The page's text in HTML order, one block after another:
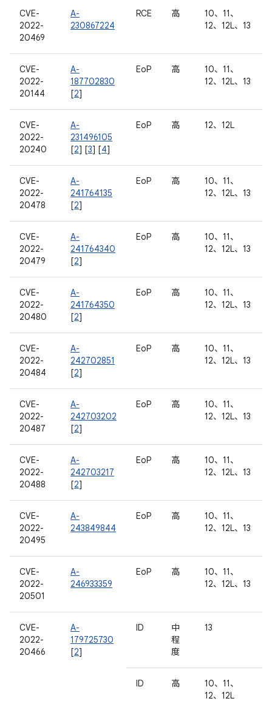
CVE-
2022-
20469
A-
230867224
RCE 高
10、11、
12、12L、13
CVE-
2022-
20144
A-
187702830
[2]
EoP 高
10、11、
12、12L、13
CVE-
2022-
20240
A-
231496105
[2] [3] [4]
EoP 高 12、12L
CVE-
2022-
20478
A-
241764135
[2]
EoP 高
10、11、
12、12L、13
CVE-
2022-
20479
A-
241764340
[2]
EoP 高
10、11、
12、12L、13
CVE-
2022-
20480
A-
241764350
[2]
EoP 高
10、11、
12、12L、13
CVE-
2022-
20484
A-
242702851
[2]
EoP 高
10、11、
12、12L、13
CVE-
2022-
20487
A-
242703202
[2]
EoP 高
10、11、
12、12L、13
CVE-
2022-
20488
A-
242703217
[2]
EoP 高
10、11、
12、12L、13
CVE-
2022-
20495
A-
243849844
EoP 高
10、11、
12、12L、13
CVE-
2022-
20501
A-
246933359
EoP 高
10、11、
12、12L、13
CVE-
2022-
20466
A-
179725730
[2]
ID
中
程
度
13
ID 高
10、11、
12、12L